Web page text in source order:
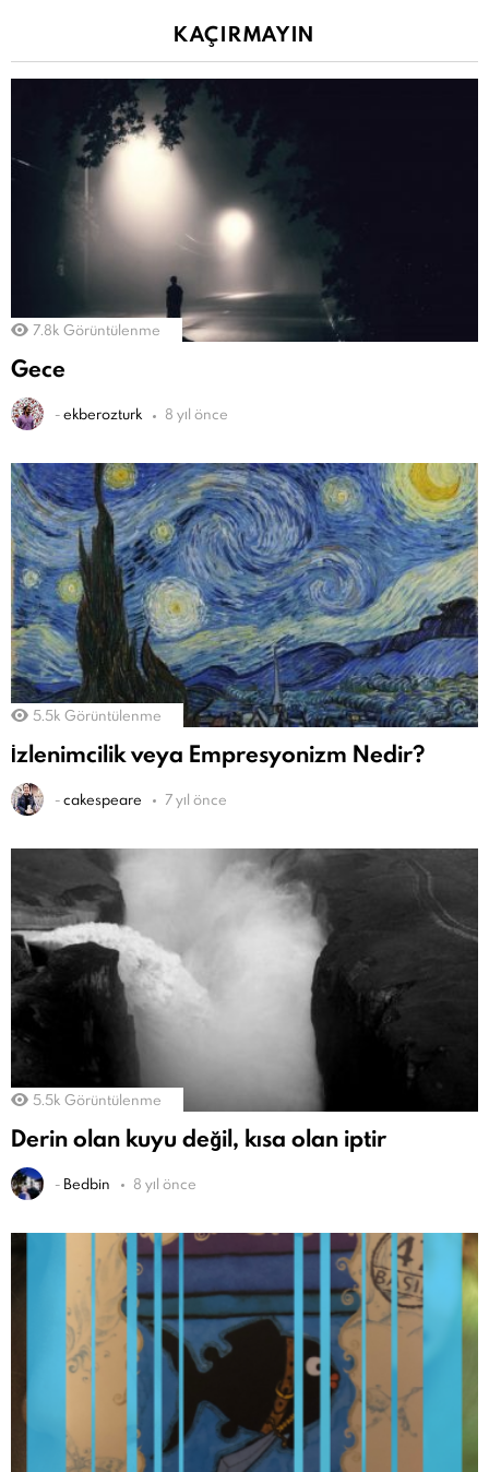
KAÇIRMAYIN
7.8k Görüntülenme
Gece
-ekberozturk 8 yıl önce
5.5k Görüntülenme
İzlenimcilik veya Empresyonizm Nedir?
-cakespeare 7 yıl önce
5.5k Görüntülenme
Derin olan kuyu değil, kısa olan iptir
- Bedbin 8 yıl önce